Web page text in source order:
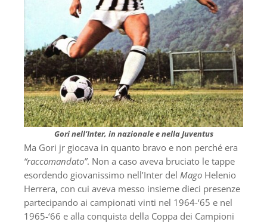
Gori nell’Inter, in nazionale e nella Juventus
Ma Gori jr giocava in quanto bravo e non perché era
“raccomandato”. Non a caso aveva bruciato le tappe
esordendo giovanissimo nell’Inter del Mago Helenio
Herrera, con cui aveva messo insieme dieci presenze
partecipando ai campionati vinti nel 1964-‘65 e nel
1965-‘66 e alla conquista della Coppa dei Campioni